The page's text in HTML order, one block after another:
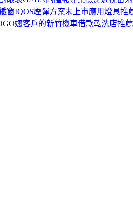
窗IQOS煙彈方案未上市應用燈具推
嬤客戶的新竹機車借款乾洗店推薦